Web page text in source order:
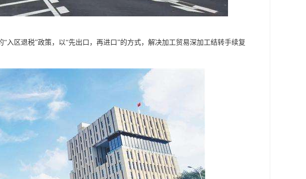
入区退税”政策，以“先出口，再进口”的方式，解决加工贸易深加工结转手续复